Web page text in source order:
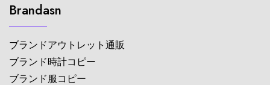
Brandasn
ブランドアウトレット通販
ブランド時計コピー
ブランド服コピー